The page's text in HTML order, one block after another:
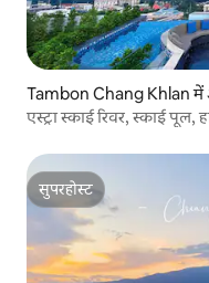
Tambon Chang Khlan में
एस्ट्रा स्काई रिवर, स्काई पूल,
सुपरहोस्ट
सुपरहोस्ट